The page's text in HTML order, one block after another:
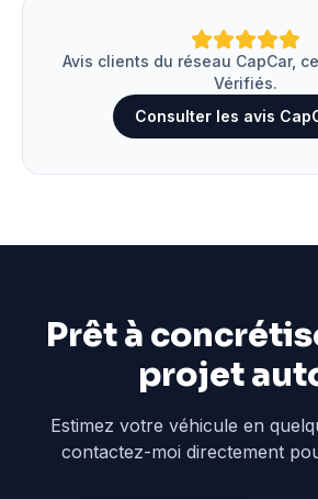
Avis clients du réseau CapCar,
Vérifiés.
Consulter les avis
Prêt à
projet
Estimez votre véhicule en
contactez-moi directement